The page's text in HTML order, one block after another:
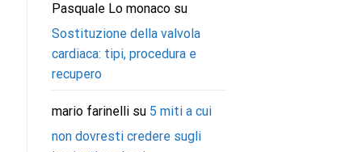
Pasquale Lo monacosu
Sostituzione della valvola
cardiaca: tipi, procedura e
recupero
mario farinellisu 5 miti a cui
non dovresti credere sugli